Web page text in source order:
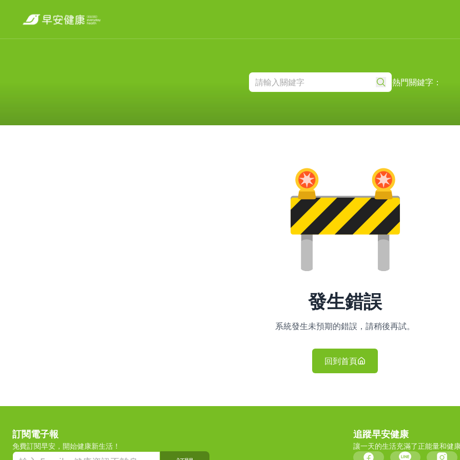
熱門關鍵字：
發生錯誤
系統發生未預期的錯誤，請稍後再試。
回到首頁
訂閱電子報
免費訂閱早安，開始健康新生活！
追蹤早安健康
讓一天的生活充滿了正能量和健